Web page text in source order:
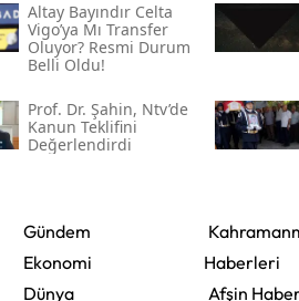
Altay Bayındır Celta
Vigo’ya Mı Transfer
Oluyor? Resmi Durum
Belli Oldu!
Prof. Dr. Şahin, Ntv’de
Kanun Teklifini
Değerlendirdi
Gündem
Ekonomi
Dünya
Haberleri
Afşin